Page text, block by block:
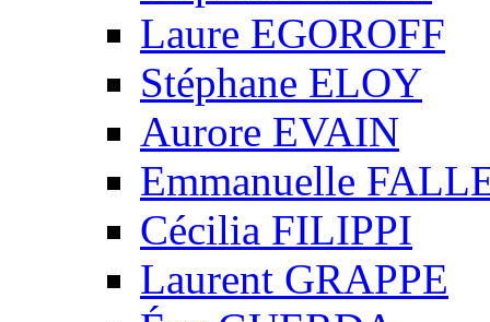
Laure EGOROFF
Stéphane ELOY
Aurore EVAIN
Emmanuelle
Cécilia FILIPPI
Laurent GRAPPE